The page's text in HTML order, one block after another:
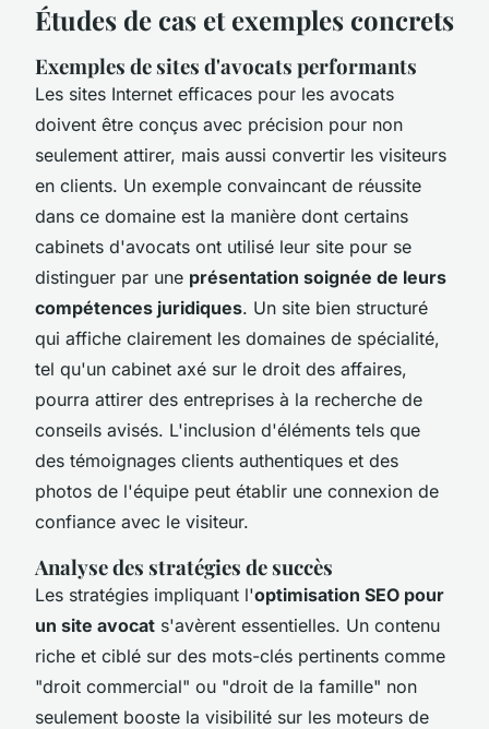
Études de cas et exemples concrets
Exemples de sites d'avocats performants
Les sites Internet efficaces pour les avocats
doivent être conçus avec précision pour non
seulement attirer, mais aussi convertir les visiteurs
en clients. Un exemple convaincant de réussite
dans ce domaine est la manière dont certains
cabinets d'avocats ont utilisé leur site pour se
distinguer par une présentation soignée de leurs
compétences juridiques. Un site bien structuré
qui affiche clairement les domaines de spécialité,
tel qu'un cabinet axé sur le droit des affaires,
pourra attirer des entreprises à la recherche de
conseils avisés. L'inclusion d'éléments tels que
des témoignages clients authentiques et des
photos de l'équipe peut établir une connexion de
confiance avec le visiteur.
Analyse des stratégies de succès
Les stratégies impliquant l'optimisation SEO pour
un site avocat s'avèrent essentielles. Un contenu
riche et ciblé sur des mots-clés pertinents comme
"droit commercial" ou "droit de la famille" non
seulement booste la visibilité sur les moteurs de